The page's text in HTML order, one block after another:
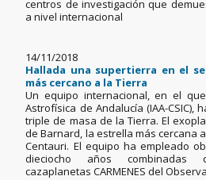
centros de investigación que
a nivel internacional
14/11/2018
Hallada una supertierra en el
más cercano a la Tierra
Un equipo internacional, en el
Astrofísica de Andalucía (IAA-CSIC),
triple de masa de la Tierra. El
de Barnard, la estrella más cercana
Centauri. El equipo ha empleado
dieciocho años combinadas
cazaplanetas CARMENES del